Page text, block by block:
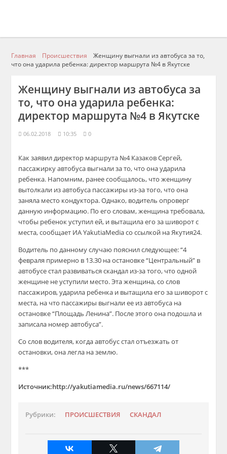
Главная Происшествия
Женщину выгнали из автобуса за то,
что она ударила ребенка: директор маршрута №4 в Якутске
Женщину выгнали из автобуса за
то, что она ударила ребенка:
директор маршрута №4 в Якутске
06.02.2018 10:35 0
Как заявил директор маршрута №4 Казаков Сергей,
пассажирку автобуса выгнали за то, что она ударила
ребенка. Напомним, ранее сообщалось, что женщину
вытолкали из автобуса пассажиры из-за того, что она
заняла место кондуктора. Однако, водитель опроверг
данную информацию. По его словам, женщина требовала,
чтобы ребенок уступил ей, и вытащила его за шиворот с
места, сообщает ИА YakutiaMedia со ссылкой на Якутия24.
Водитель по данному случаю пояснил следующее: “4
февраля примерно в 13.30 на остановке “Центральный” в
автобусе стал развиваться скандал из-за того, что одной
женщине не уступили место. Эта женщина, со слов
пассажиров, ударила ребенка и вытащила его за шиворот с
места, на что пассажиры выгнали ее из автобуса на
остановке “Площадь Ленина”. После этого она подошла и
записала номер автобуса”.
Со слов водителя, когда автобус стал отъезжать от
остановки, она легла на землю.
***
Источник:http://yakutiamedia.ru/news/667114/
Рубрики: ПРОИСШЕСТВИЯ СКАНДАЛ